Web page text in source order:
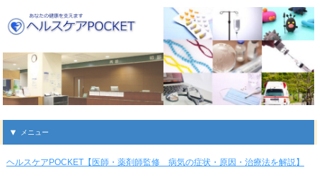
メニュー
ヘルスケアPOCKET【医師・薬剤師監修 病気の症状・原因・治療法を解説】